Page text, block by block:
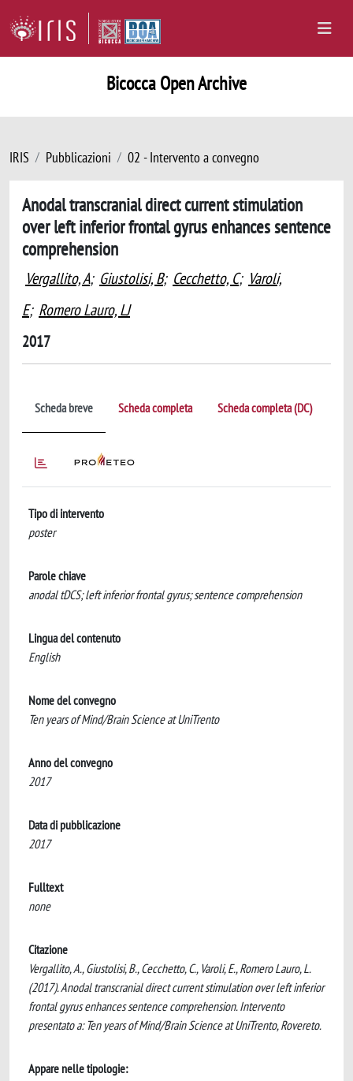
Bicocca Open Archive
IRIS Pubblicazioni 02 - Intervento a convegno
Anodal transcranial direct current stimulation
over left inferior frontal gyrus enhances sentence
comprehension
Vergallito, A; Giustolisi, B; Cecchetto, C; Varoli,
E; Romero Lauro, LJ
2017
Scheda breve Scheda completa Scheda completa (DC)
Tipo di intervento
poster
Parole chiave
anodal tDCS; left inferior frontal gyrus; sentence comprehension
Lingua del contenuto
English
Nome del convegno
Ten years of Mind/Brain Science at UniTrento
Anno del convegno
2017
Data di pubblicazione
2017
Fulltext
none
Citazione
Vergallito, A., Giustolisi, B., Cecchetto, C., Varoli, E., Romero Lauro, L.
(2017). Anodal transcranial direct current stimulation over left inferior
frontal gyrus enhances sentence comprehension. Intervento
presentato a: Ten years of Mind/Brain Science at UniTrento, Rovereto.
Appare nelle tipologie: